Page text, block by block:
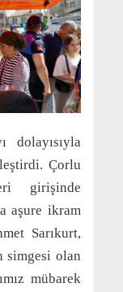
dolayısıyla
Çorlu
girişinde
aşure ikram
Sarıkurt,
simgesi olan
mübarek